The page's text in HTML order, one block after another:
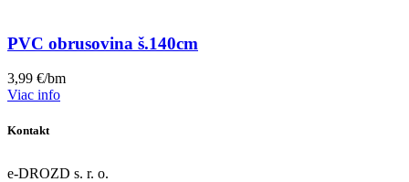
PVC obrusovina š.140cm
3,99 €/bm
Viac info
Kontakt
e-DROZD s. r. o.